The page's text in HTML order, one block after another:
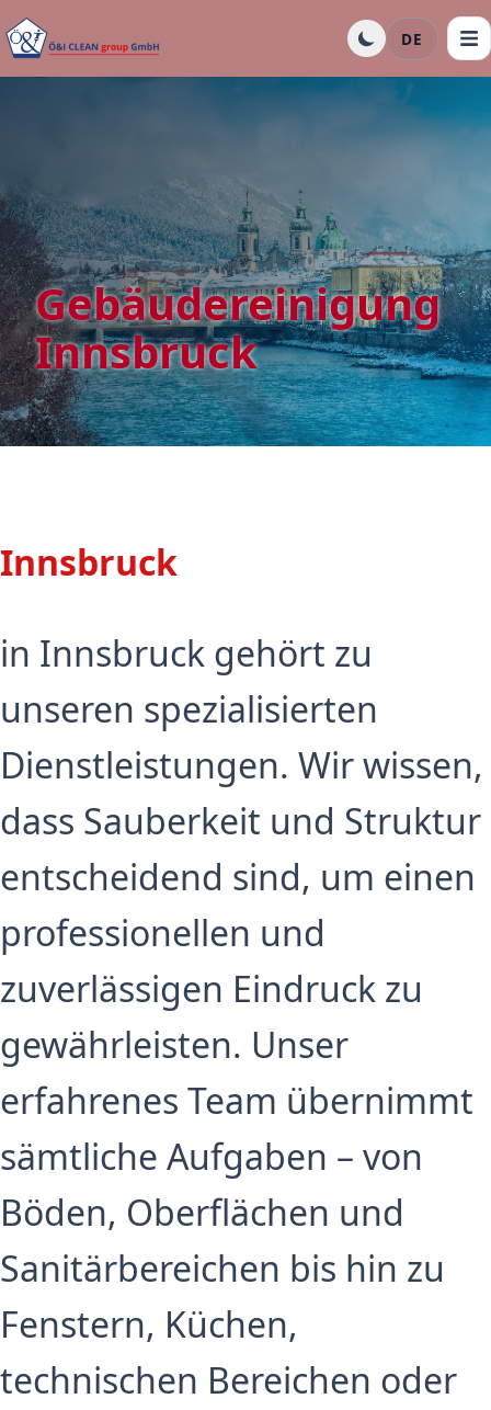
DE
Gebäudereinigung
Innsbruck
Innsbruck
in Innsbruck gehört zu
unseren spezialisierten
Dienstleistungen. Wir wissen,
dass Sauberkeit und Struktur
entscheidend sind, um einen
professionellen und
zuverlässigen Eindruck zu
gewährleisten. Unser
erfahrenes Team übernimmt
sämtliche Aufgaben – von
Böden, Oberflächen und
Sanitärbereichen bis hin zu
Fenstern, Küchen,
technischen Bereichen oder